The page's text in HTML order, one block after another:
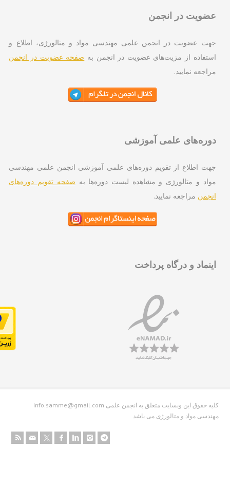
در انجمن
عضویت در انجمن علمی مهندسی مواد و متالورژی، اطلاع و
از مزیت‌های عضویت در انجمن بهصفحه عضویت در انجمن
نمایید.
علمی آموزشی
اطلاع از تقویم دوره‌های علمی آموزشی انجمن علمی مهندسی
و متالورژی و مشاهده لیست دوره‌ها بهصفحه تقویم دوره‌های
مراجعه نمایید.
و درگاه پرداخت
info.samme@gmail.com کلیه حقوق این وبسایت متعلق به انجمن علمی
مواد و متالورژی می باشد